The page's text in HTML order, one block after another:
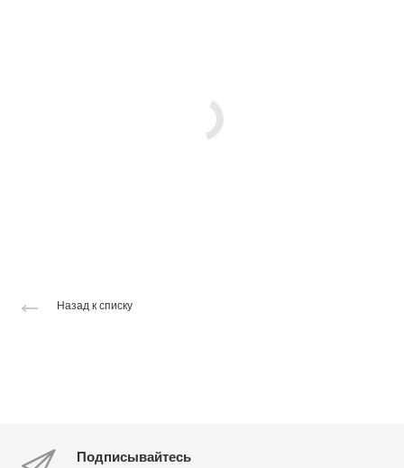
Назад к списку
Подписывайтесь